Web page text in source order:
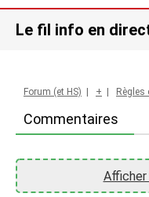
Le fil info en
Commentaires
Forum (et HS) +